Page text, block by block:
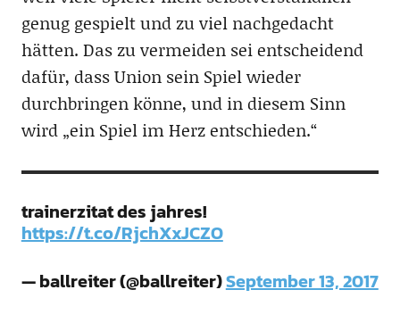
genug gespielt und zu viel nachgedacht
hätten. Das zu vermeiden sei entscheidend
dafür, dass Union sein Spiel wieder
durchbringen könne, und in diesem Sinn
wird „ein Spiel im Herz entschieden.“
trainerzitat des jahres!
https://t.co/RjchXxJCZO
— ballreiter (@ballreiter)September 13, 2017